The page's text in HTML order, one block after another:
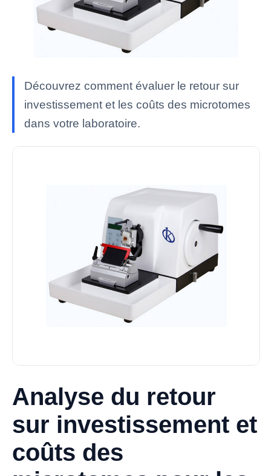
Découvrez comment évaluer le retour sur
investissement et les coûts des microtomes
dans votre laboratoire.
Analyse du retour
sur investissement et
coûts des